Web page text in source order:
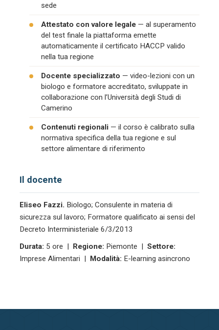
sede
Attestato con valore legale — al superamento
del test finale la piattaforma emette
automaticamente il certificato HACCP valido
nella tua regione
Docente specializzato — video-lezioni con un
biologo e formatore accreditato, sviluppate in
collaborazione con l’Università degli Studi di
Camerino
Contenuti regionali — il corso è calibrato sulla
normativa specifica della tua regione e sul
settore alimentare di riferimento
Il docente
Eliseo Fazzi. Biologo; Consulente in materia di
sicurezza sul lavoro; Formatore qualificato ai sensi del
Decreto Interministeriale 6/3/2013
Durata: 5 ore | Regione: Piemonte | Settore:
Imprese Alimentari | Modalità: E-learning asincrono